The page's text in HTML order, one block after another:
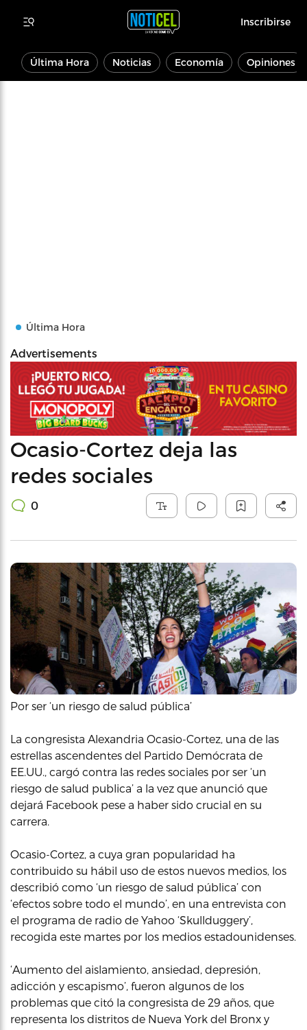
Inscribirse
Última Hora Noticias Economía Opiniones
Última Hora
Advertisements
Ocasio-Cortez deja las
redes sociales
0
Por ser ‘un riesgo de salud pública’
La congresista Alexandria Ocasio-Cortez, una de las
estrellas ascendentes del Partido Demócrata de
EE.UU., cargó contra las redes sociales por ser ‘un
riesgo de salud publica’ a la vez que anunció que
dejará Facebook pese a haber sido crucial en su
carrera.
Ocasio-Cortez, a cuya gran popularidad ha
contribuido su hábil uso de estos nuevos medios, los
describió como ‘un riesgo de salud pública’ con
‘efectos sobre todo el mundo’, en una entrevista con
el programa de radio de Yahoo ‘Skullduggery’,
recogida este martes por los medios estadounidenses.
‘Aumento del aislamiento, ansiedad, depresión,
adicción y escapismo’, fueron algunos de los
problemas que citó la congresista de 29 años, que
representa los distritos de Nueva York del Bronx y